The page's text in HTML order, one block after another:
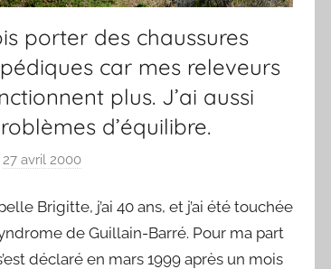
porter des chaussures
car mes releveurs
plus. J’ai aussi
d’équilibre.
27 avril 2000
r
F
r
Brigitte, j’ai 40 ans, et j’ai été touchée
de Guillain-Barré. Pour ma part
déclaré en mars 1999 après un mois